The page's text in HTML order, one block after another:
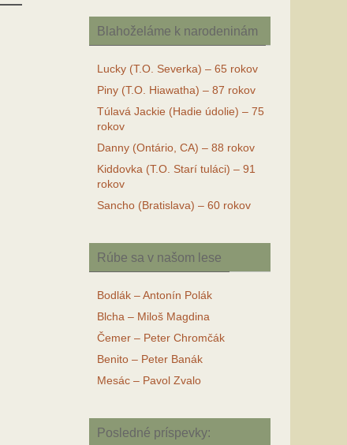
Blahoželáme k narodeninám
Lucky (T.O. Severka) – 65 rokov
Piny (T.O. Hiawatha) – 87 rokov
Túlavá Jackie (Hadie údolie) – 75
rokov
Danny (Ontário, CA) – 88 rokov
Kiddovka (T.O. Starí tuláci) – 91
rokov
Sancho (Bratislava) – 60 rokov
Rúbe sa v našom lese
Bodlák – Antonín Polák
Blcha – Miloš Magdina
Čemer – Peter Chromčák
Benito – Peter Banák
Mesác – Pavol Zvalo
Posledné príspevky: